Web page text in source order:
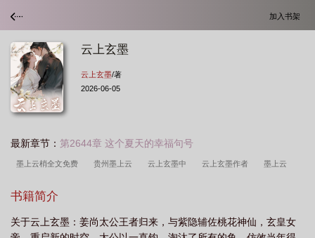
加入书架
云上玄墨
云上玄墨/著
2026-06-05
最新章节： 第2644章 这个夏天的幸福句号
墨上云梢全文免费 贵州墨上云 云上玄墨中 云上玄墨作者 墨上云
字 云上玄墨十大隐士是谁
攻 云上 墨玄青云宗 云上云上 云墨云玄生 墨上云梢作品集 释永
书籍简介
关于云上玄墨：姜尚太公王者归来，与紫隐辅佐桃花神仙，玄皇女